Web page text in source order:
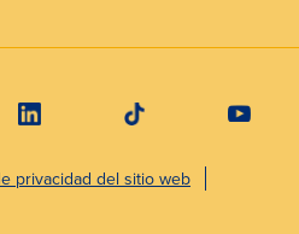
privacidad del sitio web